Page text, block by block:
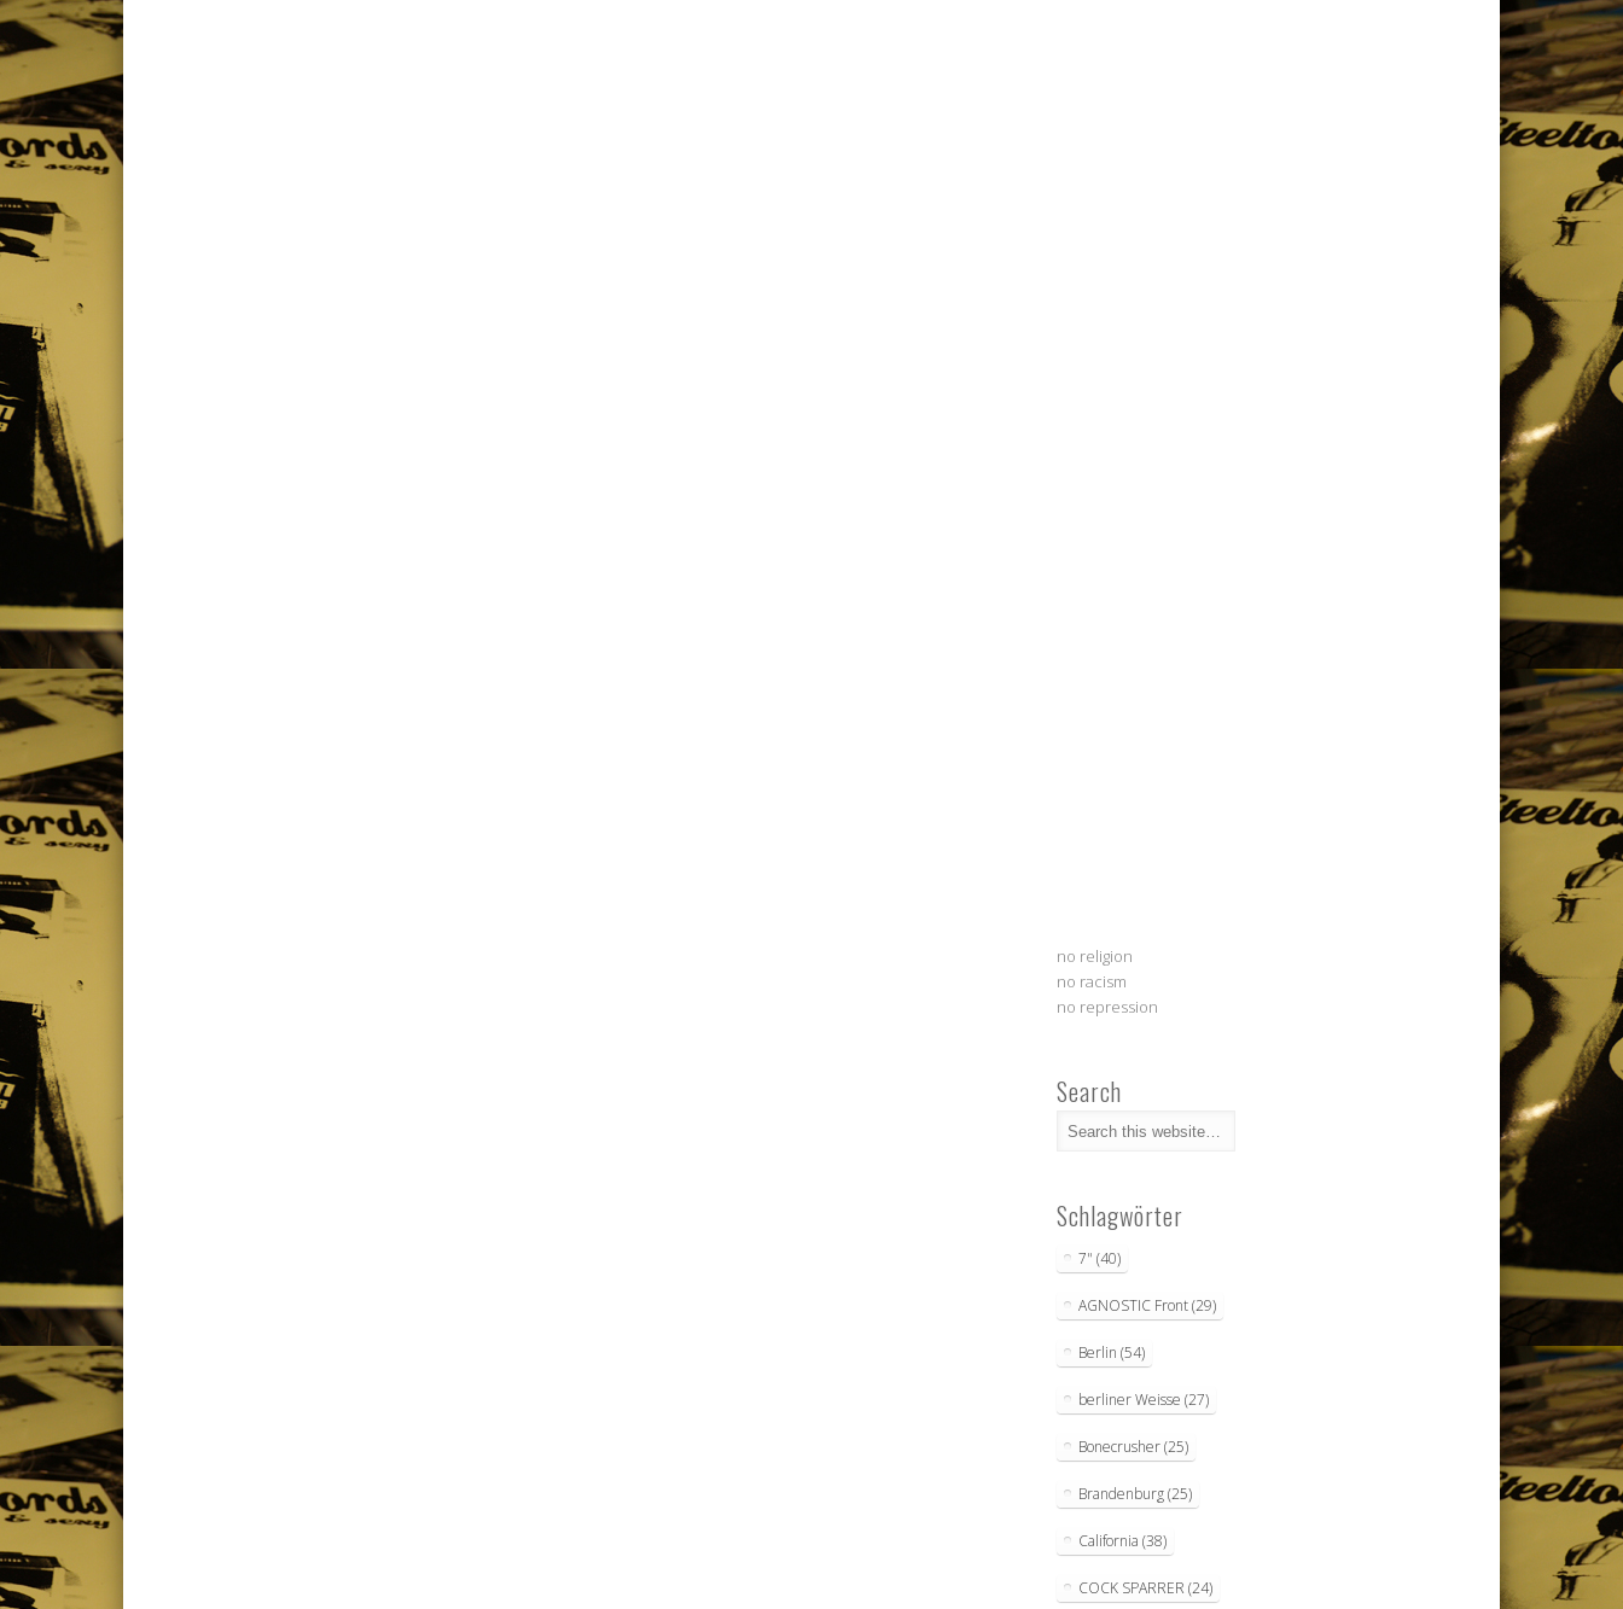
no religion
no racism
no repression
Search
Schlagwörter
7" (40)
AGNOSTIC Front(29)
Berlin (54)
berliner Weisse (27)
Bonecrusher(25)
Brandenburg(25)
California (38)
COCK SPARRER (24)